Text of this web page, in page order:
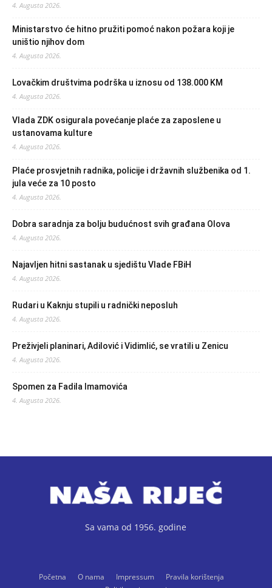
4. Augusta 2026.
Ministarstvo će hitno pružiti pomoć nakon požara koji je
uništio njihov dom
4. Augusta 2026.
Lovačkim društvima podrška u iznosu od 138.000 KM
4. Augusta 2026.
Vlada ZDK osigurala povećanje plaće za zaposlene u
ustanovama kulture
4. Augusta 2026.
Plaće prosvjetnih radnika, policije i državnih službenika od 1.
jula veće za 10 posto
4. Augusta 2026.
Dobra saradnja za bolju budućnost svih građana Olova
4. Augusta 2026.
Najavljen hitni sastanak u sjedištu Vlade FBiH
4. Augusta 2026.
Rudari u Kaknju stupili u radnički neposluh
4. Augusta 2026.
Preživjeli planinari, Adilović i Vidimlić, se vratili u Zenicu
4. Augusta 2026.
Spomen za Fadila Imamovića
4. Augusta 2026.
Sa vama od 1956. godine
Početna O nama Impressum
Pravila korištenja